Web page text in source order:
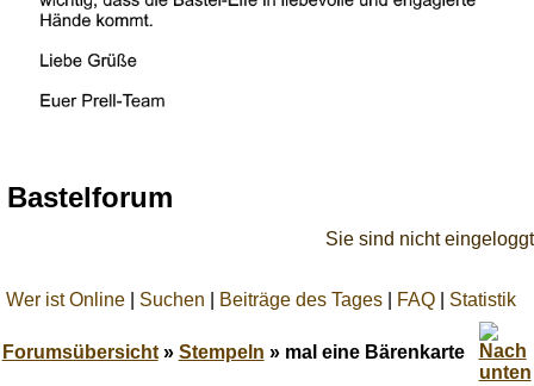
Bastelforum
Sie sind nicht eingeloggt
Wer ist Online Suchen Beiträge des Tages FAQ Statistik
Forumsübersicht» Stempeln » mal eine Bärenkarte